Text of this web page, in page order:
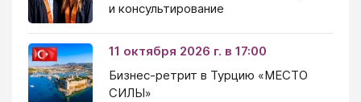
и консультирование
11 октября 2026 г. в 17:00
Бизнес-ретрит в Турцию «МЕСТО
СИЛЫ»